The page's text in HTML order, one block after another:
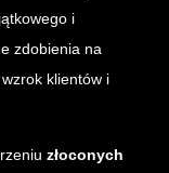
i
zdobienia na
klientów i
złoconych